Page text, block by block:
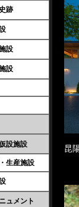
跡
設
設
設施設
生産施設
ュメント
昆